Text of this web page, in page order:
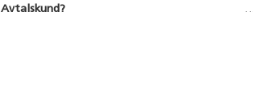
Avtalskund?